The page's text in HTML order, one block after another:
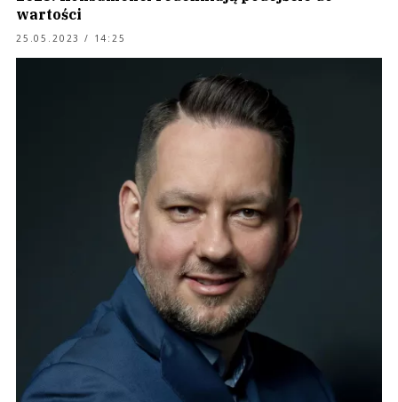
wartości
25.05.2023 / 14:25